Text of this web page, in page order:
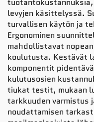
levyjen käsittelyssä.
turvallisen käytön ja
Ergonominen
mahdollistavat
koulutusta. Kestävät
komponentit
kulutusosien
tiukat testit, mukaan
tarkkuuden varmistus
noudattamisen